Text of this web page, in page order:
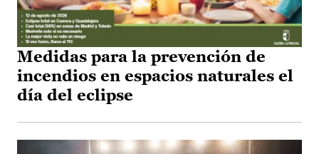
Medidas para la prevención de
incendios en espacios naturales el
día del eclipse